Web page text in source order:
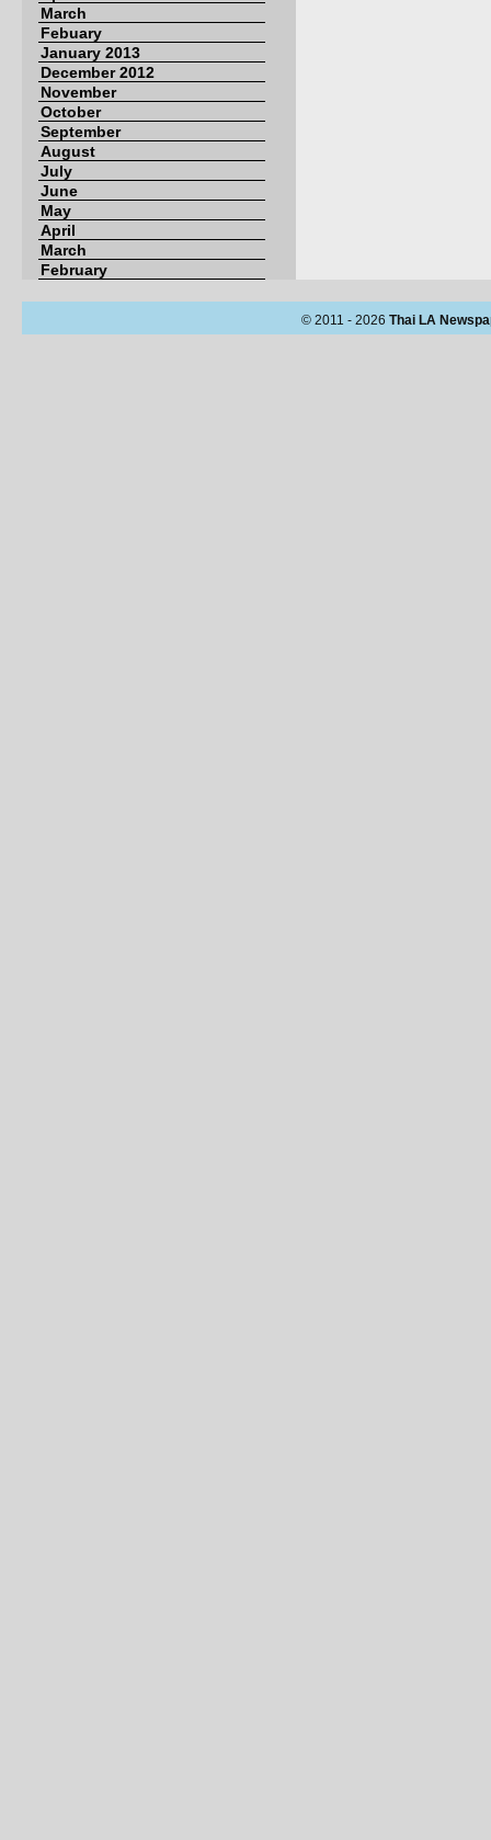
March
Febuary
January 2013
December 2012
November
October
September
August
July
June
May
April
March
February
© 2011 - 2026 Thai LA